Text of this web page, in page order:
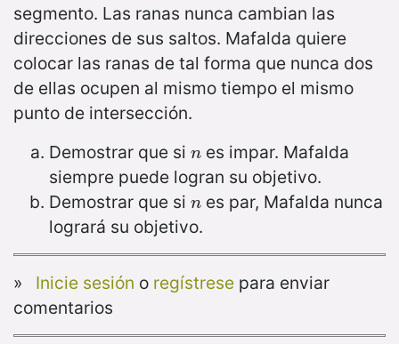
segmento. Las ranas nunca cambian las
direcciones de sus saltos. Mafalda quiere
colocar las ranas de tal forma que nunca dos
de ellas ocupen al mismo tiempo el mismo
punto de intersección.
Demostrar que si n
n es impar. Mafalda
siempre puede logran su objetivo.
Demostrar que si n
n es par, Mafalda nunca
logrará su objetivo.
» Inicie sesión o regístresepara enviar
comentarios